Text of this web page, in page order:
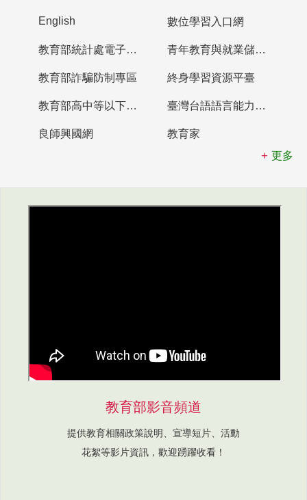
English 數位學習入口網
教育部統計處電子書櫃 青年教育與就業儲蓄帳戶
教育部詐騙防制專區 終身學習資源平臺
教育部高中等以下學校及幼兒園教師資格檢定考試 臺灣台語語言能力認證網站
良師興國網
教育家
更多
教育部影音頻道
提供教育相關政策說明、宣導短片、活動
花絮等影片資訊，歡迎踴躍收看！